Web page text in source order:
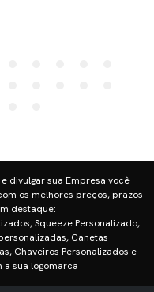
divulgar sua Empresa você
os melhores preços, prazos
destaque:
Squeeze Personalizado,
Canetas
Chaveiros Personalizados e
a sua logomarca